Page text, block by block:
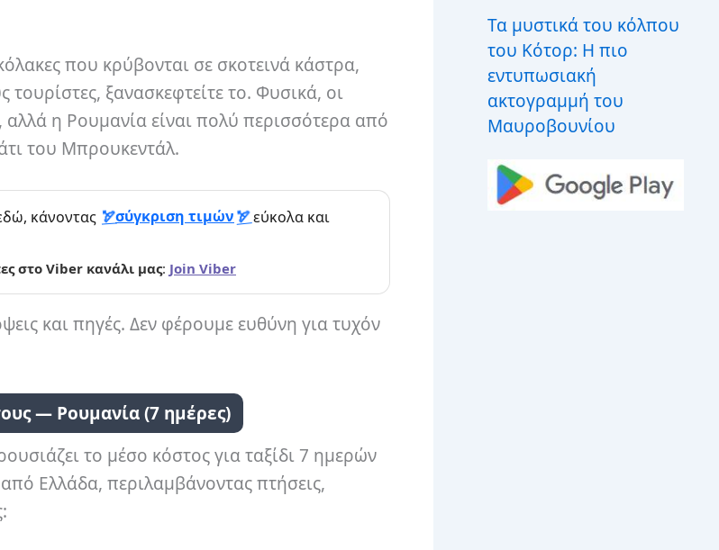
που κρύβονται σε σκοτεινά κάστρα,
ξανασκεφτείτε το. Φυσικά, οι
αλλά η Ρουμανία είναι πολύ περισσότερα από
του Μπρουκεντάλ.
κάνοντας σύγκριση τιμών
εύκολα και
στο Viber κανάλι μας: Join Viber
και πηγές. Δεν φέρουμε ευθύνη για τυχόν
— Ρουμανία (7 ημέρες)
το μέσο κόστος για ταξίδι 7 ημερών
Ελλάδα, περιλαμβάνοντας πτήσεις,
Τα μυστικά του κόλπου
του Κότορ: Η πιο
εντυπωσιακή
ακτογραμμή του
Μαυροβουνίου